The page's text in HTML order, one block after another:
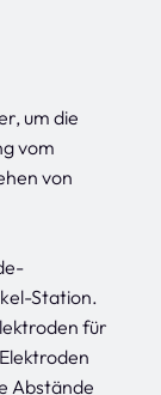
um die
vom
von
Station.
für
Abstände